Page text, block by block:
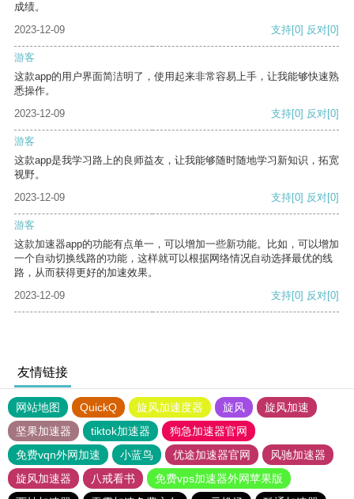
成绩。
2023-12-09
支持[0] 反对[0]
游客
这款app的用户界面简洁明了，使用起来非常容易上手，让我能够快速熟
悉操作。
2023-12-09
支持[0] 反对[0]
游客
这款app是我学习路上的良师益友，让我能够随时随地学习新知识，拓宽
视野。
2023-12-09
支持[0] 反对[0]
游客
这款加速器app的功能有点单一，可以增加一些新功能。比如，可以增加
一个自动切换线路的功能，这样就可以根据网络情况自动选择最优的线
路，从而获得更好的加速效果。
2023-12-09
支持[0] 反对[0]
友情链接
网站地图 QuickQ 旋风加速度器 旋风
旋风加速
坚果加速器
tiktok加速器
狗急加速器官网
免费vqn外网加速
小蓝鸟 优途加速器官网
风驰加速器
旋风加速器
八戒看书
免费vps加速器外网苹果版